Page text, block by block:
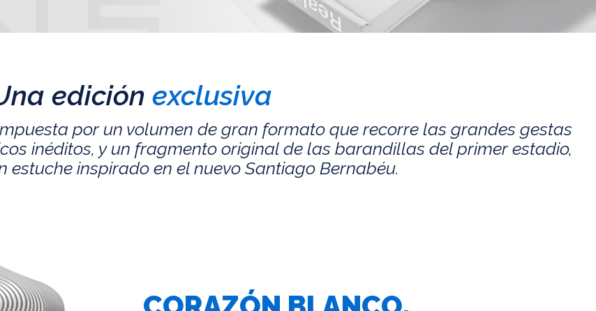
edición exclusiva
por un volumen de gran formato que recorre las grandes gestas
inéditos, y un fragmento original de las barandillas del primer estadio,
estuche inspirado en el nuevo Santiago Bernabéu.